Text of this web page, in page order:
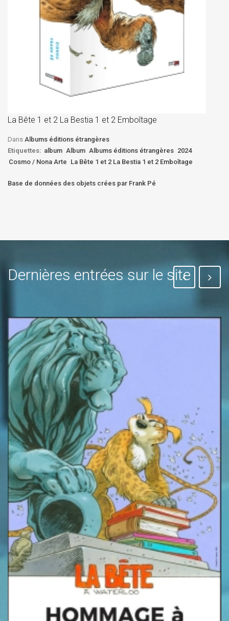
La Bête 1 et 2 La Bestia 1 et 2 Emboîtage
Dans Albums éditions étrangères
Etiquettes: album Album Albums éditions étrangères 2024
Cosmo / Nona Arte La Bête 1 et 2 La Bestia 1 et 2 Emboîtage
Base de données des objets crées par Frank Pé
Dernières entrées sur le site